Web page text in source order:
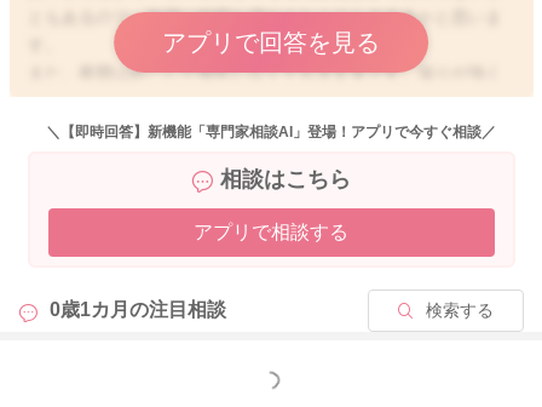
ともあるので、無理に時間を増やさなくても大丈夫かと思いま
また、夜間は起こして授乳しなくても大丈夫です。張りが強く
なって眠れない場合は、起こしても良いですし、搾乳でも問題
ないです。
よろしくお願いします。
アプリで回答を見る
2025/9/10 18:17
＼【即時回答】新機能「専門家相談AI」登場！アプリで今すぐ相談／
相談はこちら
アプリで相談する
0歳1カ月の注目相談 検索する
もっと見る